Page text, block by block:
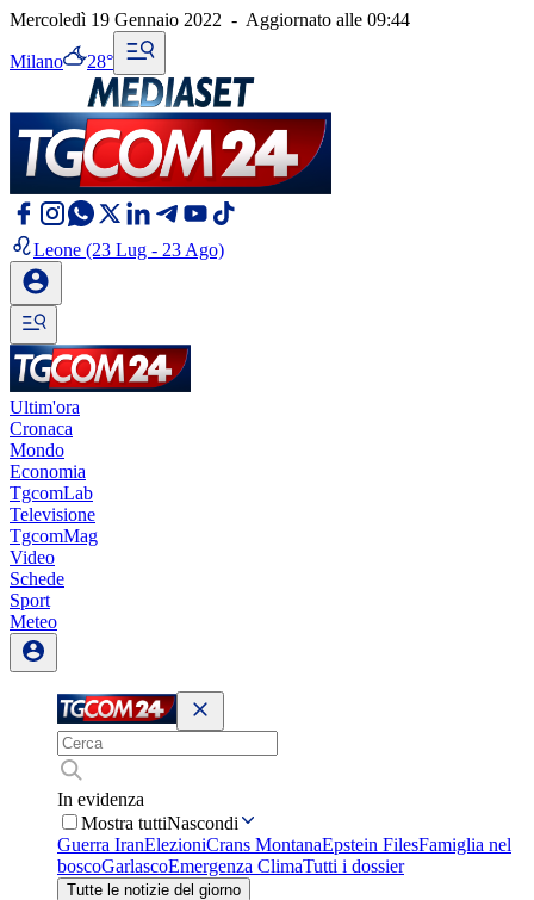
Mercoledì 19 Gennaio 2022 - Aggiornato alle 09:44
Milano 28°
Leone (23 Lug - 23 Ago)
Ultim'ora
Cronaca
Mondo
Economia
TgcomLab
Televisione
TgcomMag
Video
Schede
Sport
Meteo
In evidenza
Mostra tuttiNascondi
Guerra IranElezioniCrans MontanaEpstein FilesFamiglia nel
boscoGarlascoEmergenza ClimaTutti i dossier
Tutte le notizie del giorno